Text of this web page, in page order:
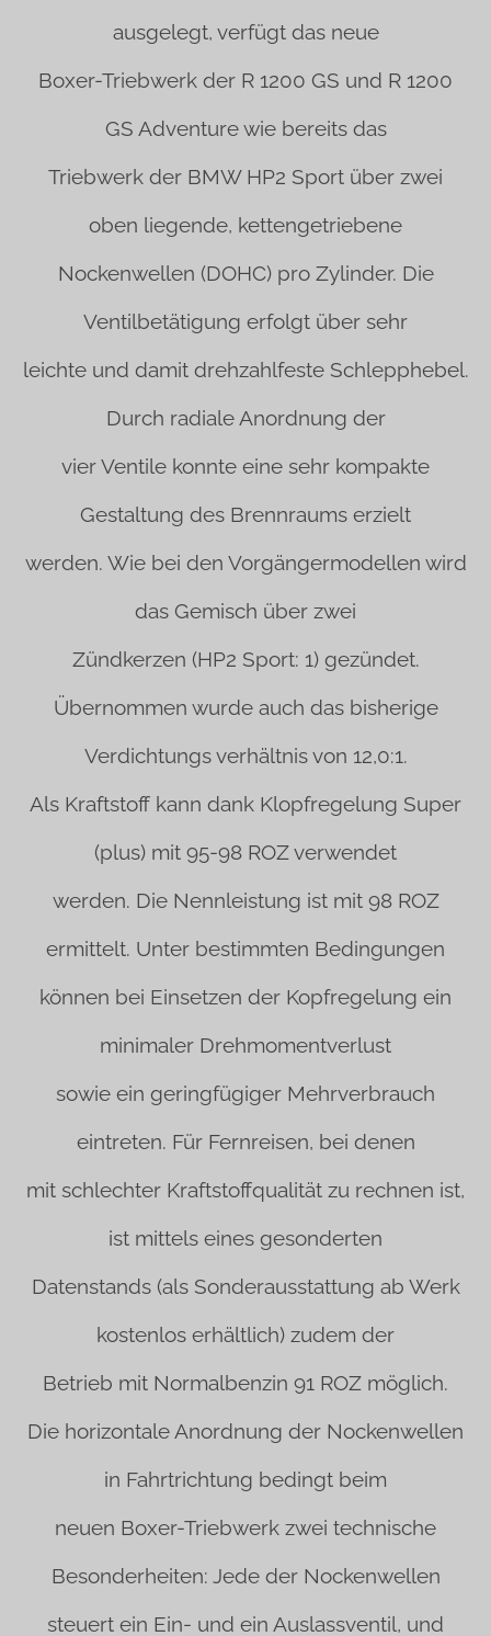
ausgelegt, verfügt das neue
Boxer-Triebwerk der R 1200 GS und R 1200
GS Adventure wie bereits das
Triebwerk der BMW HP2 Sport über zwei
oben liegende, kettengetriebene
Nockenwellen (DOHC) pro Zylinder. Die
Ventilbetätigung erfolgt über sehr
leichte und damit drehzahlfeste Schlepphebel.
Durch radiale Anordnung der
vier Ventile konnte eine sehr kompakte
Gestaltung des Brennraums erzielt
werden. Wie bei den Vorgängermodellen wird
das Gemisch über zwei
Zündkerzen (HP2 Sport: 1) gezündet.
Übernommen wurde auch das bisherige
Verdichtungs verhältnis von 12,0:1.
Als Kraftstoff kann dank Klopfregelung Super
(plus) mit 95-98 ROZ verwendet
werden. Die Nennleistung ist mit 98 ROZ
ermittelt. Unter bestimmten Bedingungen
können bei Einsetzen der Kopfregelung ein
minimaler Drehmomentverlust
sowie ein geringfügiger Mehrverbrauch
eintreten. Für Fernreisen, bei denen
mit schlechter Kraftstoffqualität zu rechnen ist,
ist mittels eines gesonderten
Datenstands (als Sonderausstattung ab Werk
kostenlos erhältlich) zudem der
Betrieb mit Normalbenzin 91 ROZ möglich.
Die horizontale Anordnung der Nockenwellen
in Fahrtrichtung bedingt beim
neuen Boxer-Triebwerk zwei technische
Besonderheiten: Jede der Nockenwellen
steuert ein Ein- und ein Auslassventil, und